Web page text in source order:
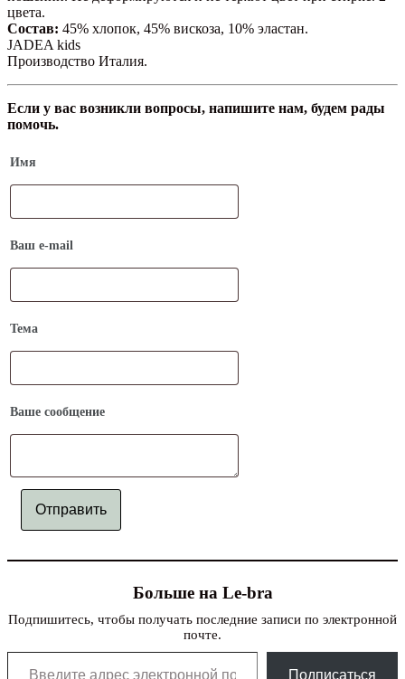
цвета.
Состав: 45% хлопок, 45% вискоза, 10% эластан.
JADEA kids
Производство Италия.
Если у вас возникли вопросы, напишите нам, будем рады
помочь.
Имя
Ваш e-mail
Тема
Ваше сообщение
Отправить
Больше на Le-bra
Подпишитесь, чтобы получать последние записи по электронной
почте.
Введите адрес электронной почты…
Подписаться